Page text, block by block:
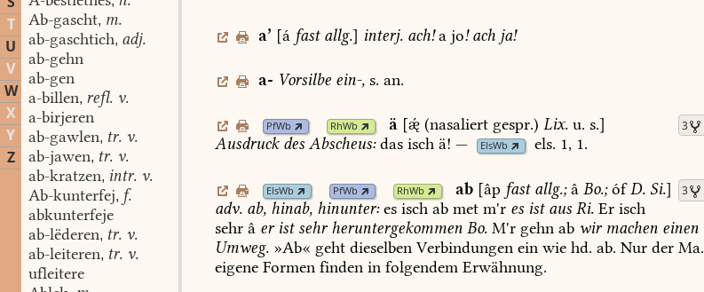
T
U
V
W
X
Y
Z
Ab-gascht, m.
ab-gaschtich, adj.
ab-gehn
ab-gen
a-billen, refl. v.
a-birjeren
ab-gawlen, tr. v.
ab-jawen, tr. v.
ab-kratzen, intr. v.
Ab-kunterfej, f.
abkunterfeje
ab-lëderen, tr. v.
ab-leiteren, tr. v.
ufleitere
a’ [á fastallg.] interj. ach!ajo!achja!
a- Vorsilbeein-,s. an.
3
PfWb RhWb ä [ (nasaliert gespr.) Lix. u. s.]
Ausdruckdes Abscheus:das isch ä! — ElsWb els. 1, 1.
3
ElsWb PfWb RhWb ab [âp fastallg.;â Bo.;óf D. Si.]
adv. ab, hinab, hinunter:es isch ab met m'r es istaus Ri. Er isch
sehr â eristsehrheruntergekommen Bo. M'r gehn ab wirmachen einen
Umweg. »Ab« geht dieselben Verbindungen ein wie hd. ab. Nur der Ma.
eigene Formen finden in folgendem Erwähnung.